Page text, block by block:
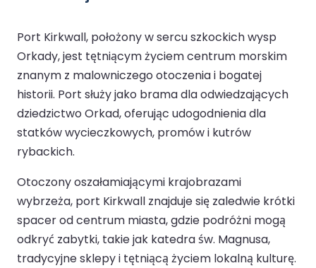
Port Kirkwall, położony w sercu szkockich wysp
Orkady, jest tętniącym życiem centrum morskim
znanym z malowniczego otoczenia i bogatej
historii. Port służy jako brama dla odwiedzających
dziedzictwo Orkad, oferując udogodnienia dla
statków wycieczkowych, promów i kutrów
rybackich.
Otoczony oszałamiającymi krajobrazami
wybrzeża, port Kirkwall znajduje się zaledwie krótki
spacer od centrum miasta, gdzie podróżni mogą
odkryć zabytki, takie jak katedra św. Magnusa,
tradycyjne sklepy i tętniącą życiem lokalną kulturę.